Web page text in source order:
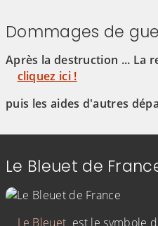
Dommages de
Après la destruction ... La
cliquez ici !
puis les aides d'autres
Le Bleuet de
Le Bleuet est le symbole